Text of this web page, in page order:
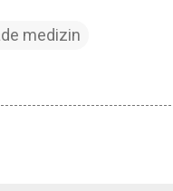
medizin